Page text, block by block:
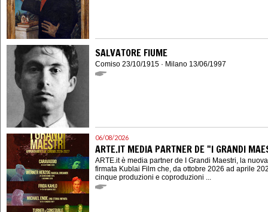
SALVATORE FIUME
Comiso 23/10/1915 · Milano 13/06/1997
06/08/2026
ARTE.IT MEDIA PARTNER DE "I GRANDI
ARTE.it è media partner de I Grandi Maestri, la
firmata Kublai Film che, da ottobre 2026 ad aprile
cinque produzioni e coproduzioni ...